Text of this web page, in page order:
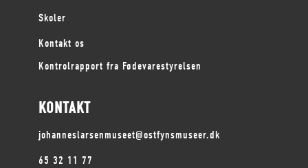
Skoler
Kontakt os
Kontrolrapport fra Fødevarestyrelsen
KONTAKT
johanneslarsenmuseet@ostfynsmuseer.dk
65 32 11 77